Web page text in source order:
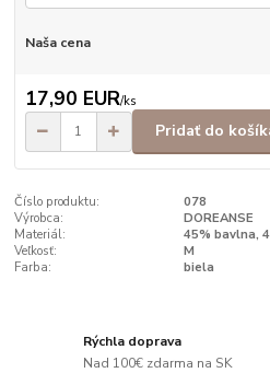
Naša cena
17,90 EUR/ks
Pridať do
Číslo produktu:
078
Výrobca:
DOREANSE
Materiál:
45% bavlna,
Veľkosť:
M
Farba:
biela
Rýchla doprava
Nad 100€ zdarma na SK